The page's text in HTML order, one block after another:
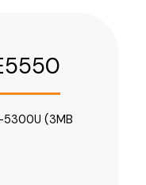
(3MB